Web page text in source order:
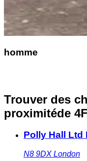
homme
Trouver des
proximitéde
Polly Hall Ltd
N8 9DX London